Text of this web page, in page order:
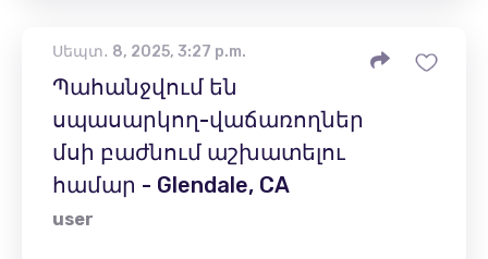
Սեպտ․ 8, 2025, 3:27 p.m.
Պահանջվում են
սպասարկող-վաճառողներ
մսի բաժնում աշխատելու
համար - Glendale, CA
user